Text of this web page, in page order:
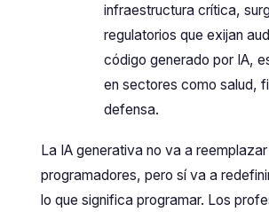
infraestructura crítica,
regulatorios que exijan
código generado por IA,
en sectores como salud,
defensa.
La IA generativa no va a
programadores, pero sí va a
lo que significa programar. Los